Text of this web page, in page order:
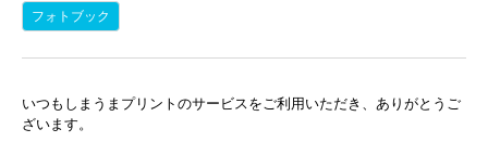
フォトブック
いつもしまうまプリントのサービスをご利用いただき、ありがとうご
ざいます。